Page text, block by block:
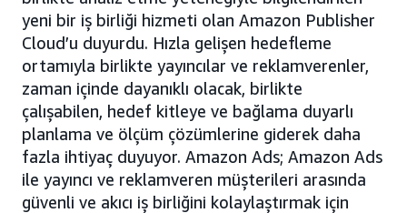
yeni bir iş birliği hizmeti olan Amazon Publisher
Cloud’u duyurdu. Hızla gelişen hedefleme
ortamıyla birlikte yayıncılar ve reklamverenler,
zaman içinde dayanıklı olacak, birlikte
çalışabilen, hedef kitleye ve bağlama duyarlı
planlama ve ölçüm çözümlerine giderek daha
fazla ihtiyaç duyuyor. Amazon Ads; Amazon Ads
ile yayıncı ve reklamveren müşterileri arasında
güvenli ve akıcı iş birliğini kolaylaştırmak için